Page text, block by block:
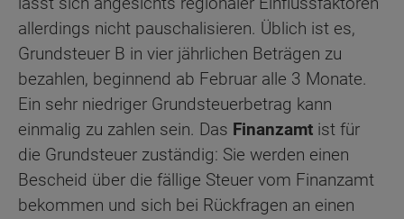
allerdings nicht pauschalisieren. Üblich ist es,
Grundsteuer B in vier jährlichen Beträgen zu
bezahlen, beginnend ab Februar alle 3 Monate.
Ein sehr niedriger Grundsteuerbetrag kann
einmalig zu zahlen sein. Das Finanzamt ist für
die Grundsteuer zuständig: Sie werden einen
Bescheid über die fällige Steuer vom Finanzamt
bekommen und sich bei Rückfragen an einen